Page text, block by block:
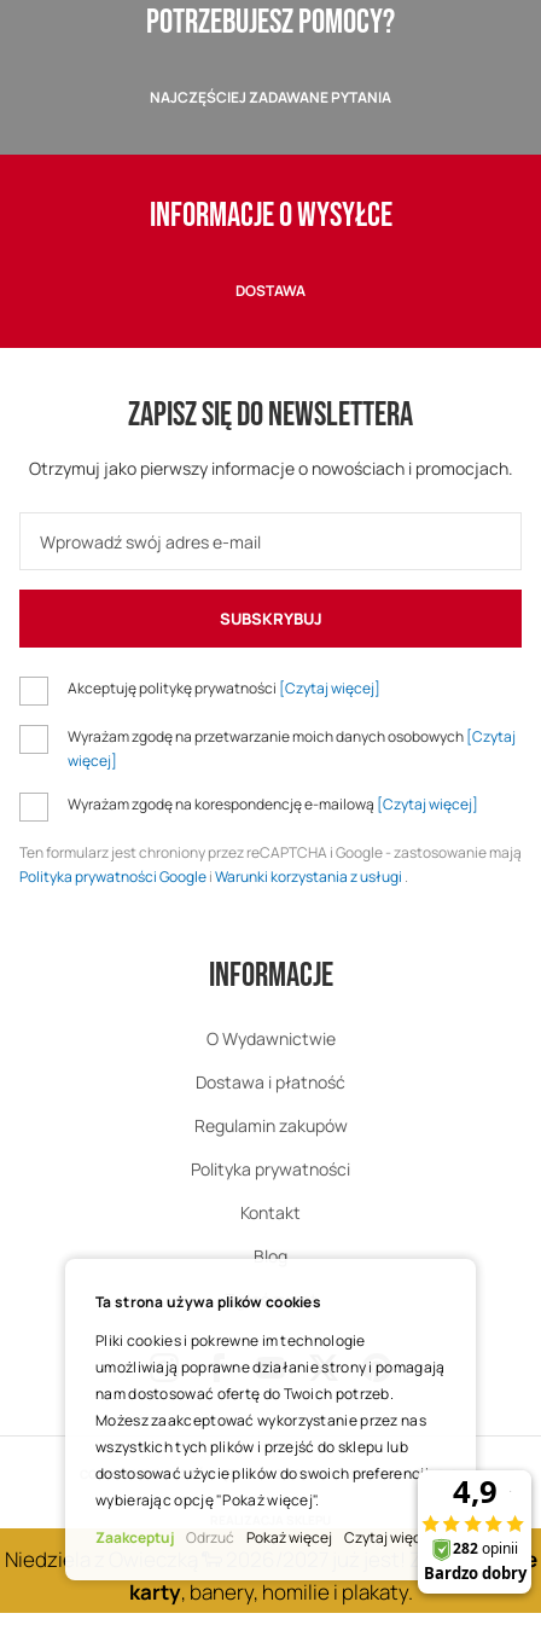
POTRZEBUJESZ POMOCY?
NAJCZĘŚCIEJ ZADAWANE PYTANIA
INFORMACJE O WYSYŁCE
DOSTAWA
ZAPISZ SIĘ DO NEWSLETTERA
Otrzymuj jako pierwszy informacje o nowościach i promocjach.
SUBSKRYBUJ
Akceptuję politykę prywatności [Czytaj więcej]
Wyrażam zgodę na przetwarzanie moich danych osobowych[Czytaj
więcej]
Wyrażam zgodę na korespondencję e-mailową [Czytaj więcej]
Niedziela z Owieczką 🐑 2026/2027 już jest! Zobacznowe
karty, banery, homilie i plakaty.
Ten formularz jest chroniony przez reCAPTCHA i Google - zastosowanie mają
Polityka prywatności GoogleiWarunki korzystania z usługi .
Informacje
O Wydawnictwie
Dostawa i płatność
Regulamin zakupów
Polityka prywatności
Kontakt
Blog
Zgłoś zwrot
InstagramFacebookYoutube
X Pinterest
COPYRIGHT © 2025 ŚWIĘTY WOJCIECH DOM MEDIALNY SP. Z O.O.
Ta strona używa plików cookies
Pliki cookies i pokrewne im technologie
umożliwiają poprawne działanie strony i pomagają
nam dostosować ofertę do Twoich potrzeb.
Możesz zaakceptować wykorzystanie przez nas
wszystkich tych plików i przejść do sklepu lub
dostosować użycie plików do swoich preferencji,
wybierając opcję "Pokaż więcej".
Zaakceptuj Odrzuć Pokaż więcej Czytaj więcej